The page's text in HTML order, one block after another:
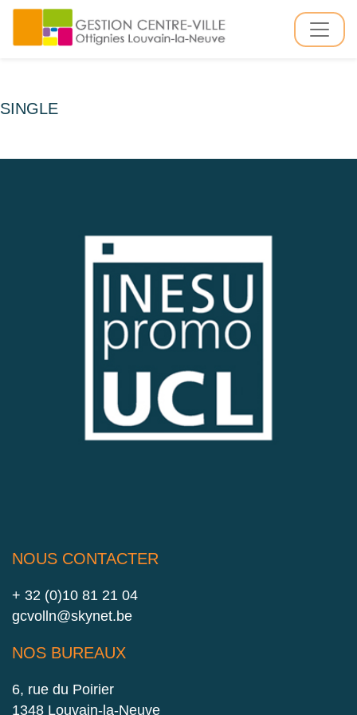
SINGLE
NOUS CONTACTER
+ 32 (0)10 81 21 04
gcvolln@skynet.be
NOS BUREAUX
6, rue du Poirier
1348 Louvain-la-Neuve